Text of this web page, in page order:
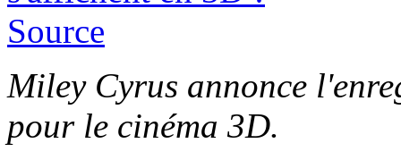
Source
Miley Cyrus annonce
pour le cinéma 3D.